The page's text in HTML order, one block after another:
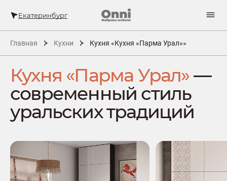
Екатеринбург
Главная Кухни Кухня «Кухня «Парма Урал»»
Кухня «Парма Урал»—
современный стиль
уральских традиций